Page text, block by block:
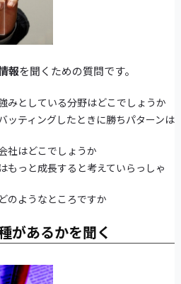
報を聞くための質問です。
みとしている分野はどこでしょうか
ッティングしたときに勝ちパターンは
社はどこでしょうか
もっと成長すると考えていらっしゃ
のようなところですか
があるかを聞く